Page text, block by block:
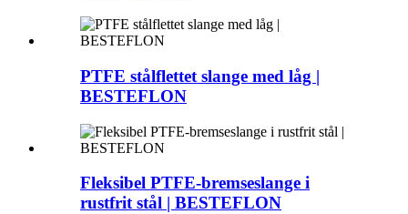
PTFE stålflettet slange med låg |
BESTEFLON
Fleksibel PTFE-bremseslange i
rustfrit stål | BESTEFLON